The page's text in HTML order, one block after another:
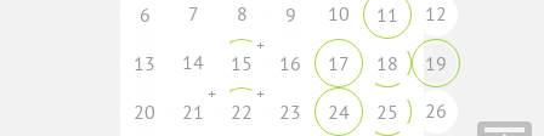
6
7 8 9 10 11 12
13 14 15
+
16 17 18
19
20
21
+
22
+
23 24 25 26